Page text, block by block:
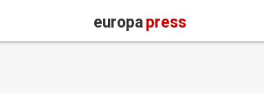
europapress